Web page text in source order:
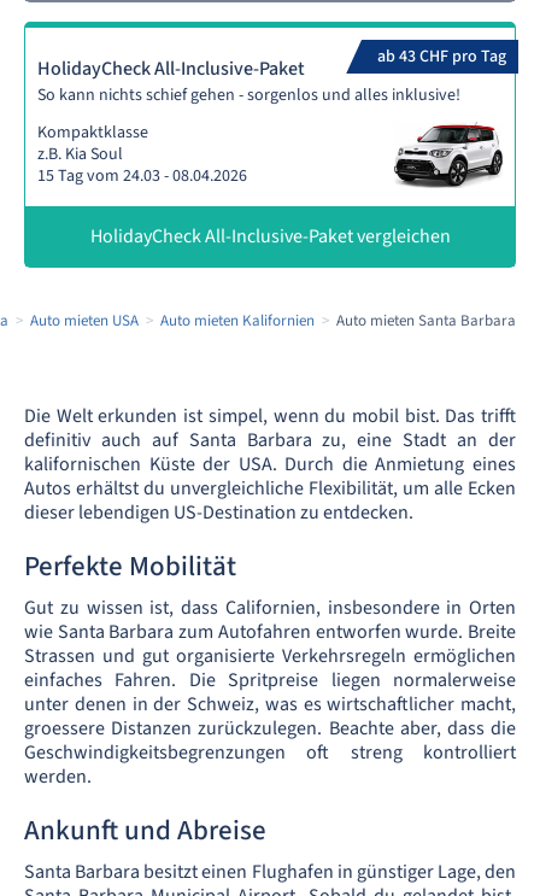
ab 43 CHF pro Tag
HolidayCheck All-Inclusive-Paket
So kann nichts schief gehen - sorgenlos und alles inklusive!
Kompaktklasse
z.B. Kia Soul
15 Tag vom 24.03 - 08.04.2026
HolidayCheck All-Inclusive-Paket vergleichen
Auto mieten USA Auto mieten Kalifornien Auto mieten Santa Barbara
Die Welt erkunden ist simpel, wenn du mobil bist. Das trifft
definitiv auch auf Santa Barbara zu, eine Stadt an der
kalifornischen Küste der USA. Durch die Anmietung eines
Autos erhältst du unvergleichliche Flexibilität, um alle Ecken
dieser lebendigen US-Destination zu entdecken.
Perfekte Mobilität
Gut zu wissen ist, dass Californien, insbesondere in Orten
wie Santa Barbara zum Autofahren entworfen wurde. Breite
Strassen und gut organisierte Verkehrsregeln ermöglichen
einfaches Fahren. Die Spritpreise liegen normalerweise
unter denen in der Schweiz, was es wirtschaftlicher macht,
groessere Distanzen zurückzulegen. Beachte aber, dass die
Geschwindigkeitsbegrenzungen oft streng kontrolliert
werden.
Ankunft und Abreise
Santa Barbara besitzt einen Flughafen in günstiger Lage, den